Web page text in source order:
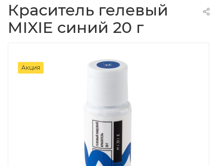
Краситель гелевый
MIXIE синий 20 г
Акция